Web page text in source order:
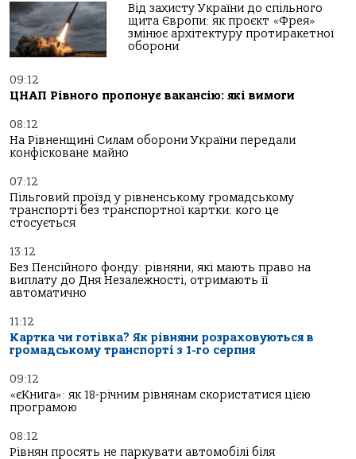
Від захисту України до спільного
щита Європи: як проєкт «Фрея»
змінює архітектуру протиракетної
оборони
09:12
ЦНАП Рівного пропонує вакансію: які вимоги
08:12
На Рівненщині Силам оборони України передали
конфісковане майно
07:12
Пільговий проїзд у рівненському громадському
транспорті без транспортної картки: кого це
стосується
13:12
Без Пенсійного фонду: рівняни, які мають право на
виплату до Дня Незалежності, отримають її
автоматично
11:12
Картка чи готівка? Як рівняни розраховуються в
громадському транспорті з 1-го серпня
09:12
«єКнига»: як 18-річним рівнянам скористатися цією
програмою
08:12
Рівнян просять не паркувати автомобілі біля